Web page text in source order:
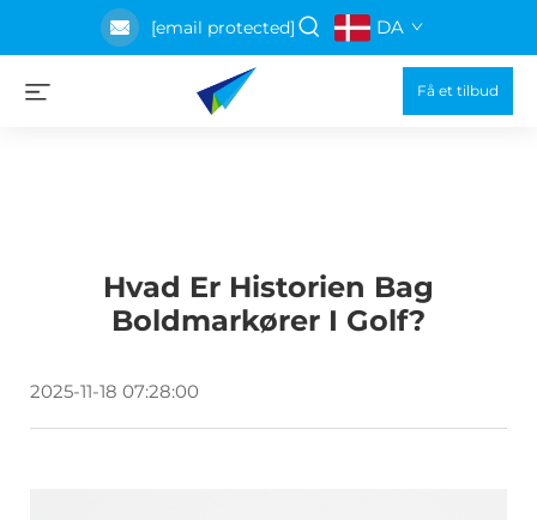
[email protected] DA
Få et tilbud
Hvad Er Historien Bag
Boldmarkører I Golf?
2025-11-18 07:28:00